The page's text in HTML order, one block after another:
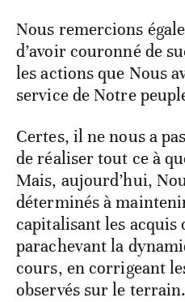
Nous remercions
d’avoir couronné de
les actions que Nous
service de Notre
Certes, il ne nous a
de réaliser tout ce à
Mais, aujourd’hui,
déterminés à
capitalisant les acquis
parachevant la
cours, en corrigeant
observés sur le terrain.